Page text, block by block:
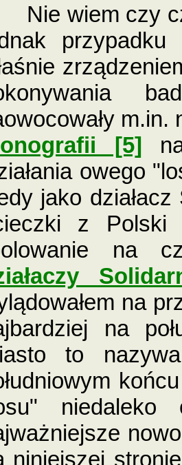
wiem czy
[5]
owego
jako
z Polski
na
na
na
to
niniejszej